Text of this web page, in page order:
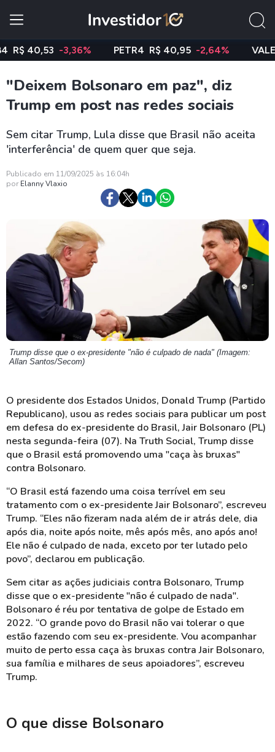
-3,36% PETR4 R$ 40,95 -2,64% VALE3 R$
"Deixem Bolsonaro em paz", diz
Trump em post nas redes sociais
Sem citar Trump, Lula disse que Brasil não aceita
'interferência' de quem quer que seja.
Publicado em 11/09/2025 às 16:04h
por Elanny Vlaxio
Trump disse que o ex-presidente "não é culpado de nada" (Imagem:
Allan Santos/Secom)
O presidente dos Estados Unidos, Donald Trump (Partido
Republicano), usou as redes sociais para publicar um post
em defesa do ex-presidente do Brasil, Jair Bolsonaro (PL)
nesta segunda-feira (07). Na Truth Social, Trump disse
que o Brasil está promovendo uma "caça às bruxas"
contra Bolsonaro.
“O Brasil está fazendo uma coisa terrível em seu
tratamento com o ex-presidente Jair Bolsonaro”, escreveu
Trump. “Eles não fizeram nada além de ir atrás dele, dia
após dia, noite após noite, mês após mês, ano após ano!
Ele não é culpado de nada, exceto por ter lutado pelo
povo”, declarou em publicação.
Sem citar as ações judiciais contra Bolsonaro, Trump
disse que o ex-presidente "não é culpado de nada".
Bolsonaro é réu por tentativa de golpe de Estado em
2022. “O grande povo do Brasil não vai tolerar o que
estão fazendo com seu ex-presidente. Vou acompanhar
muito de perto essa caça às bruxas contra Jair Bolsonaro,
sua família e milhares de seus apoiadores”, escreveu
Trump.
O que disse Bolsonaro